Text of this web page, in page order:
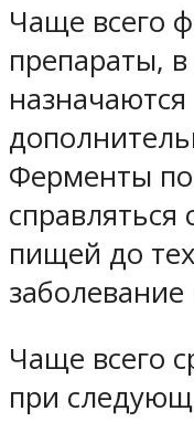
Чаще всего
препараты,
назначаются
Ферменты
пищей до
Чаще всего
при